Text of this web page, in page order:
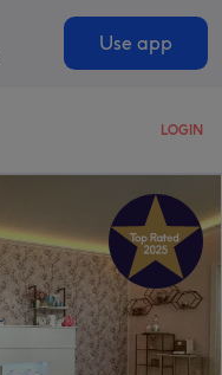
Use app
LOGIN